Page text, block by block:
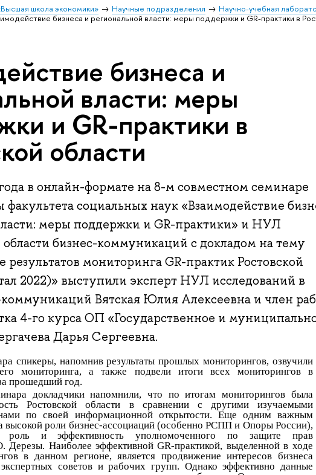
школа экономики» Научные подразделения
Научно-учебная
бизнеса и региональной власти: меры поддержки и GR-практики в
бизнеса и
власти: меры
и GR-практики в
области
в онлайн-формате на 8-м совместном семинаре
социальных наук «Взаимодействие
меры поддержки и GR-практики» и НУЛ
области бизнес-коммуникаций с докладом на тему
результатов мониторинга GR-практик Ростовской
2022)» выступили эксперт НУЛ исследований в
коммуникаций Вятская Юлия Алексеевна и член
4-го курса ОП «Государственное и
Дарья Сергеевна.
спикеры, напомнив результаты прошлых мониторингов, озвучили
мониторинга, а также подвели итоги всех мониторингов в
прошедший год.
докладчики напомнили, что по итогам мониторингов была
Ростовской области в сравнении с другими изучаемыми
по своей информационной открытости. Еще одним важным
высокой роли бизнес-ассоциаций (особенно РСПП и Опоры России),
и эффективность уполномоченного по защите прав
Дерезы. Наиболее эффективной GR-практикой, выделенной в ходе
в данном регионе, является продвижение интересов бизнеса
экспертных советов и рабочих групп. Однако эффективно данные